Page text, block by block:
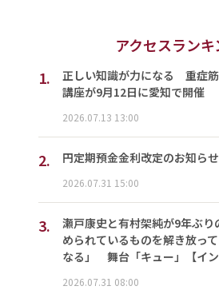
アクセスランキ
1.
正しい知識が力になる 重症
講座が9月12日に愛知で開催
2026.07.13 13:00
2. 円定期預金金利改定のお知らせ
2026.07.31 15:00
3.
瀬戸康史と有村架純が9年ぶり
められているものを解き放っ
なる」 舞台「キュー」【イン
2026.07.31 08:00